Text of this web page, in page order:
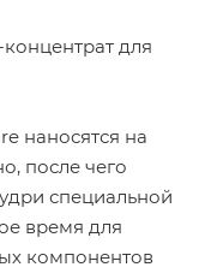
для
наносятся на
после чего
специальной
время для
компонентов